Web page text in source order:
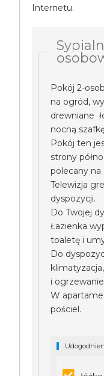
Internetu.
Pokój 2-
na ogród,
drewniane
nocną
Pokój ten
strony
polecany
Telewizja
dyspozycji.
Do Twojej
Łazienka
toaletę i
Do
i
W
pościel.